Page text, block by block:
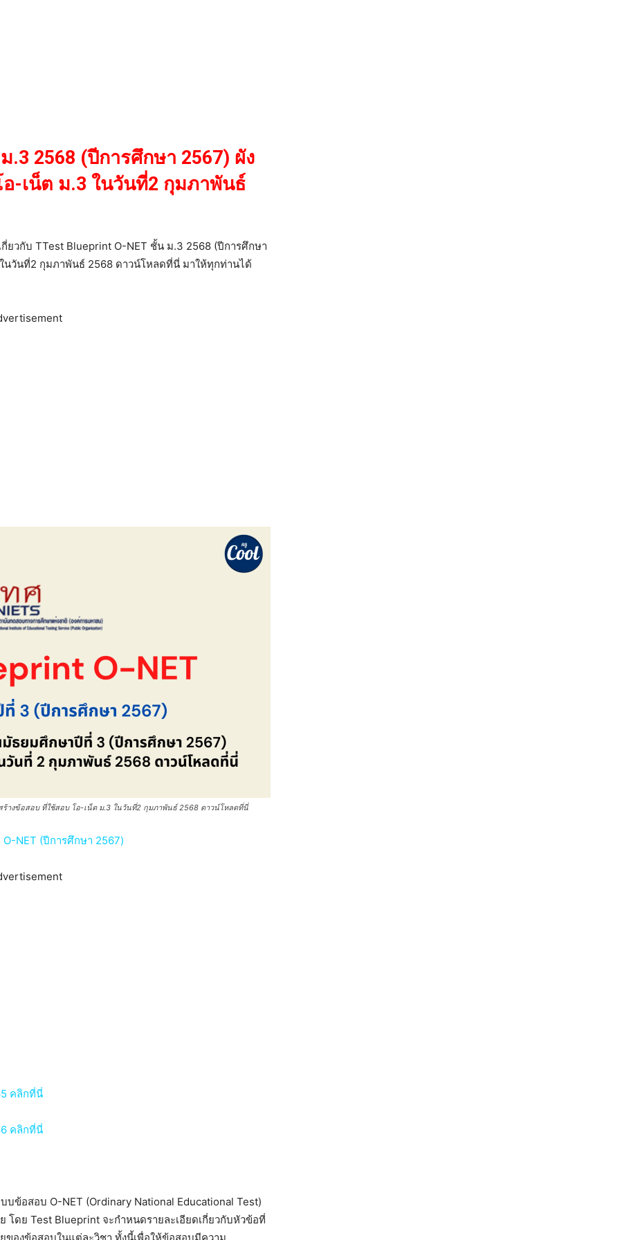
.3 2568 (ปีการศึกษา 2567) ผัง
-เน็ต ม.3 ในวันที่2 กุมภาพันธ์
กี่ยวกับ TTest Blueprint O-NET ชั้น ม.3 2568 (ปีการศึกษา
นวันที่2 กุมภาพันธ์ 2568 ดาวน์โหลดที่นี่ มาให้ทุกท่านได้
ร้างข้อสอบ ที่ใช้สอบ โอ-เน็ต ม.3 ในวันที่2 กุมภาพันธ์ 2568 ดาวน์โหลดที่นี่
NET (ปีการศึกษา 2567)
คลิกที่นี่
คลิกที่นี่
ข้อสอบ O-NET (Ordinary National Educational Test)
โดย Test Blueprint จะกำหนดรายละเอียดเกี่ยวกับหัวข้อที่